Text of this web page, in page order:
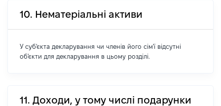
10. Нематеріальні активи
У суб'єкта декларування чи членів його сім'ї відсутні
об'єкти для декларування в цьому розділі.
11. Доходи, у тому числі подарунки